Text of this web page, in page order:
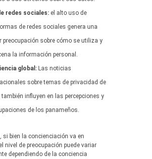
redes sociales: el alto uso de
de redes sociales genera una
preocupación sobre cómo se utiliza y
la información personal.
global: Las noticias
sobre temas de privacidad de
influyen en las percepciones y
de los panameños.
si bien la concienciación va en
nivel de preocupación puede variar
dependiendo de la conciencia